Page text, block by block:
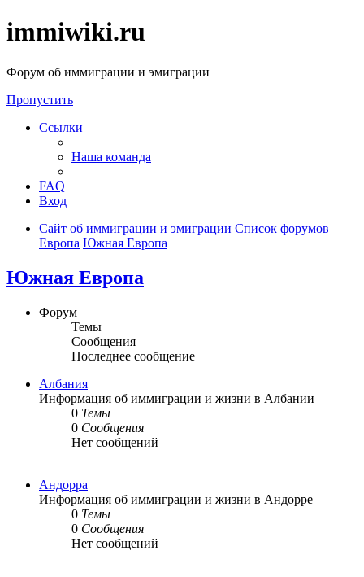
immiwiki.ru
Форум об иммиграции и эмиграции
Пропустить
Ссылки
Наша команда
FAQ
Вход
Сайт об иммиграции и эмиграции Список форумов
Европа Южная Европа
Южная Европа
Форум
Темы
Сообщения
Последнее сообщение
Албания
Информация об иммиграции и жизни в Албании
0 Темы
0 Сообщения
Нет сообщений
Андорра
Информация об иммиграции и жизни в Андорре
0 Темы
0 Сообщения
Нет сообщений